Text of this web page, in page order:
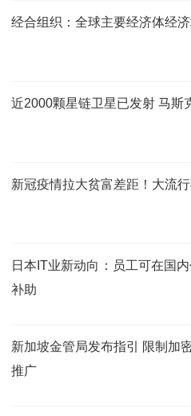
经合组织：全球主要经济体经
近2000颗星链卫星已发射 马斯
新冠疫情拉大贫富差距！大流
日本IT业新动向：员工可在国
补助
新加坡金管局发布指引 限制加
推广